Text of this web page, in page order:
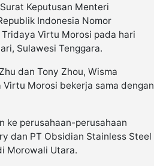
Keputusan Menteri
Indonesia Nomor
Virtu Morosi pada hari
Sulawesi Tenggara.
dan Tony Zhou, Wisma
Morosi bekerja sama dengan
ke perusahaan-perusahaan
dan PT Obsidian Stainless Steel
Morowali Utara.